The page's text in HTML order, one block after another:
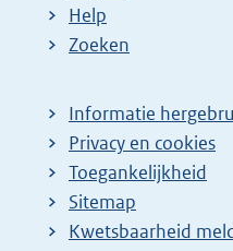
Help
Zoeken
Informatie
Privacy en cookies
Toegankelijkheid
Sitemap
E
Kwetsbaarheid